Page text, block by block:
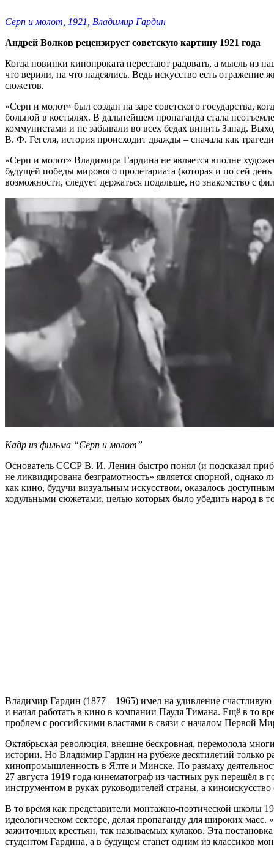
Серп и молот, 1921, Владимир Гардин
Андрей Волков рецензирует советскую картину 1921 года
Когда новинки кинопроката перестают радовать, а мысль из
что верили, на что надеялись. Ведь искусство есть
сюжетов.
«Серп и молот» был создан на заре советского государства,
больной в костылях. В дальнейшем пропаганда стала
коммунистами и не забывали во всех бедах винить Запад.
В. Ф. Гегеля, история происходит дважды – сначала как
«Серп и молот» Владимира Гардина не является вполне
будущей победы мирового пролетариата (которая и по сей
возможности, следует держаться подальше, но знакомство с
Кадр из фильма “Серп и молот”
Основатель СССР В. И. Ленин быстро понял (и подсказал
не ликвидирована безграмотность» является спорной,
как кино, будучи визуальным искусством, оказалось
ходульными сюжетами, целью которых было убедить народ в
Владимир Гардин (1877 – 1965) имел на удивление
и начал работать в кино в компании Пауля Тимана. Ещё в то
проблем с российскими властями в связи с началом Первой
Октябрьская революция, внешне бескровная, перемолола
истории. Но Владимир Гардин на рубеже десятилетий только
кинопромышленность в Ялте и Минске. По размаху
27 августа 1919 года кинематограф из частных рук перешёл
инструментом в руках руководителей страны, а
В то время как представители монтажно-поэтической школы
идеологическом секторе, делая пропаганду для широких
зажиточных крестьян, так называемых кулаков. Эта
студентом Гардина, а в будущем станет одним из классиков